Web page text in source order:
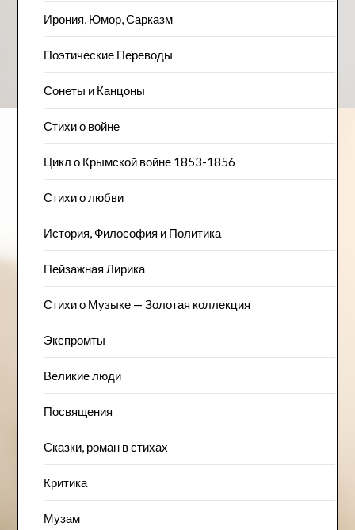
Ирония, Юмор, Сарказм
Поэтические Переводы
Сонеты и Канцоны
Стихи о войне
Цикл о Крымской войне 1853-1856
Стихи о любви
История, Философия и Политика
Пейзажна​я Лирика
Стихи о Музыке — Золотая коллекция
Экспромты
Великие люди
Посвящения
Сказки, роман в стихах
Критика
Музам